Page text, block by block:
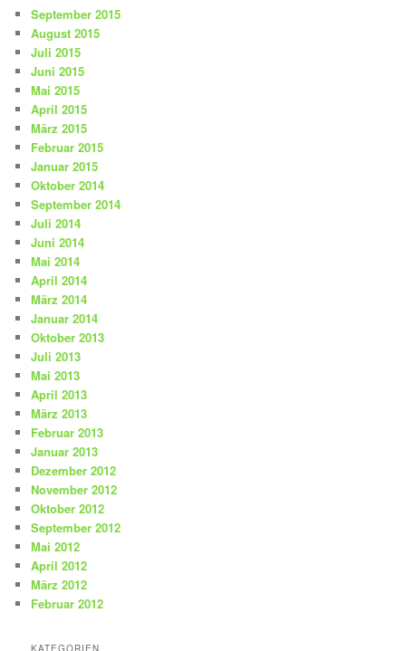
September 2015
August 2015
Juli 2015
Juni 2015
Mai 2015
April 2015
März 2015
Februar 2015
Januar 2015
Oktober 2014
September 2014
Juli 2014
Juni 2014
Mai 2014
April 2014
März 2014
Januar 2014
Oktober 2013
Juli 2013
Mai 2013
April 2013
März 2013
Februar 2013
Januar 2013
Dezember 2012
November 2012
Oktober 2012
September 2012
Mai 2012
April 2012
März 2012
Februar 2012